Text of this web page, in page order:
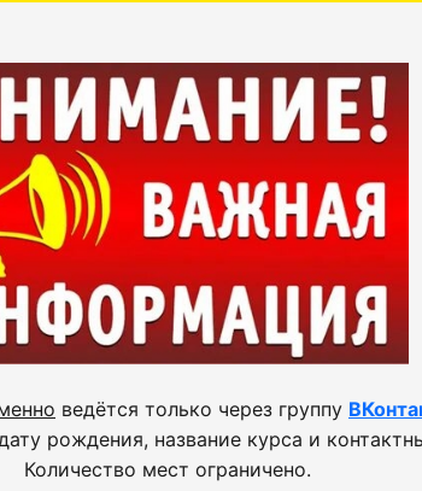
ведётся только через группу
рождения, название курса и
Количество мест ограничено.